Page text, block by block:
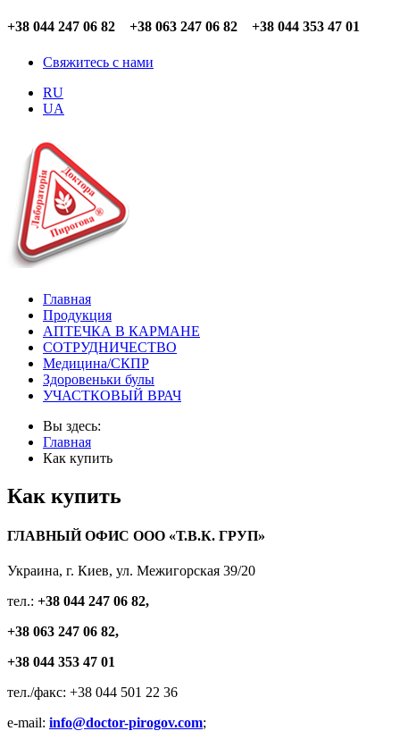
+38 044 247 06 82 +38 063 247 06 82 +38 044 353 47 01
Свяжитесь с нами
RU
UA
Главная
Продукция
АПТЕЧКА В КАРМАНЕ
СОТРУДНИЧЕСТВО
Медицина/СКПР
Здоровеньки булы
УЧАСТКОВЫЙ ВРАЧ
Вы здесь:
Главная
Как купить
Как купить
ГЛАВНЫЙ ОФИС ООО «Т.В.К. ГРУП»
Украина, г. Киев, ул. Межигорская 39/20
тел.: +38 044 247 06 82,
+38 063 247 06 82,
+38 044 353 47 01
тел./факс: +38 044 501 22 36
e-mail: info@doctor-pirogov.com;